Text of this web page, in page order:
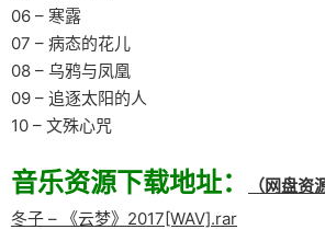
06 – 寒露
07 – 病态的花儿
08 – 乌鸦与凤凰
09 – 追逐太阳的人
10 – 文殊心咒
音乐资源下载地址：
（网盘资
冬子 – 《云梦》2017[WAV].rar